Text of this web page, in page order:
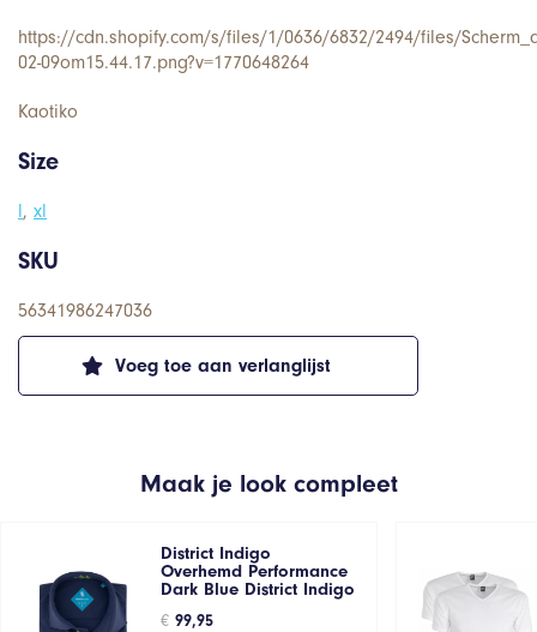
Voeg toe aan verlanglijst
https://cdn.shopify.com/s/files/1/0636/6832/2494/files/
02-09om15.44.17.png?v=1770648264
Kaotiko
Size
l, xl
SKU
56341986247036
Maak je look compleet
District Indigo
Overhemd Performance
Dark Blue District Indigo
€ 99,95